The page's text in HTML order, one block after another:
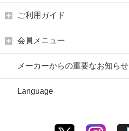
ご利用ガイド
会員メニュー
メーカーからの重要なお知らせ
Language